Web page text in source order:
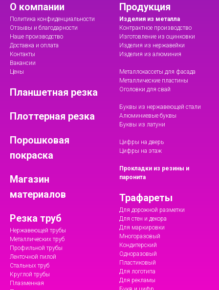
О компании
Политика конфиденциальности
Отзывы и благодарности
Наше производство
Доставка и оплата
Контакты
Вакансии
Цены
Планшетная резка
Плоттерная резка
Порошковая
покраска
Магазин
материалов
Резка труб
Нержавеющей трубы
Металлических труб
Профильной трубы
Ленточной пилой
Стальных труб
Круглой трубы
Плазменная
Продукция
Изделия из металла
Контрактное производство
Изготовление из оцинковки
Изделия из нержавейки
Изделия из алюминия
Металлокассеты для фасада
Металлические пластины
Оголовки для свай
Буквы из нержавеющей стали
Алюминиевые буквы
Буквы из латуни
Цифры на дверь
Цифры на этаж
Прокладки из резины и
паронита
Трафареты
Для дорожной разметки
Для стен и декора
Для маркировки
Многоразовый
Кондитерский
Одноразовый
Пластиковый
Для логотипа
Для рекламы